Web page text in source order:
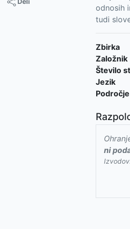
odnosih
tudi
Zbirka
Založnik
Število
Jezik
Področje
ni